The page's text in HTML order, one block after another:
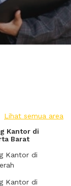
Lihat semua area
Kantor di
Barat
Kantor di
Kantor di